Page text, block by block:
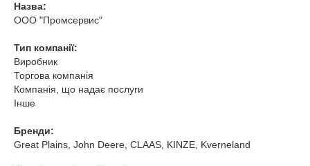
Назва:
ООО "Промсервис"
Тип компанії:
Виробник
Торгова компанія
Компанія, що надає послуги
Інше
Бренди:
Great Plains, John Deere, CLAAS, KINZE, Kverneland